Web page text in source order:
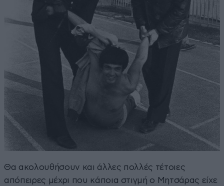
Θα ακολουθήσουν και άλλες πολλές τέτοιες
απόπειρες μέχρι που κάποια στιγμή ο Μητσάρας είχε